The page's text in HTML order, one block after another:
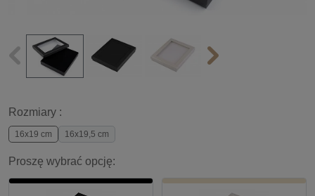
Rozmiary :
16x19 cm 16x19,5 cm
Proszę wybrać opcję: